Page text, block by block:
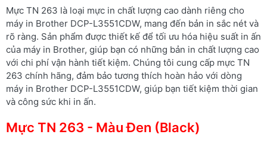
Mực TN 263 là loại mực in chất lượng cao dành riêng cho
máy in Brother DCP-L3551CDW, mang đến bản in sắc nét và
rõ ràng. Sản phẩm được thiết kế để tối ưu hóa hiệu suất in ấn
của máy in Brother, giúp bạn có những bản in chất lượng cao
với chi phí vận hành tiết kiệm. Chúng tôi cung cấp mực TN
263 chính hãng, đảm bảo tương thích hoàn hảo với dòng
máy in Brother DCP-L3551CDW, giúp bạn tiết kiệm thời gian
và công sức khi in ấn.
Mực TN 263 - Màu Đen (Black)